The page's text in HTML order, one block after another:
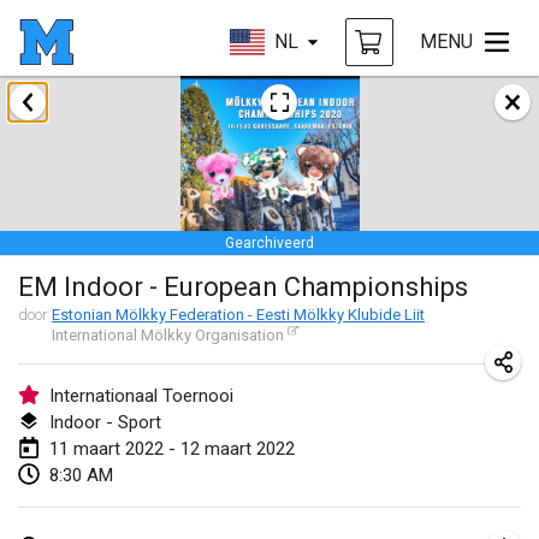
NL MENU
Gearchiveerd
EM Indoor - European Championships
door Estonian Mölkky Federation - Eesti Mölkky Klubide Liit
International Mölkky Organisation
Internationaal Toernooi
Indoor - Sport
11 maart 2022 - 12 maart 2022
8:30 AM
januari 2022
Tournoi Mixte ASPTTOM
Frankrijk
KKS Halli Duppeli
22 jan. 2022 |Finland
Mölkky Tournament - Doubles
22 jan. 2022|Japan
Suomelan Mölkky-open
22 jan. 2022 | Spanje
The Mölkky Tournament 2nd